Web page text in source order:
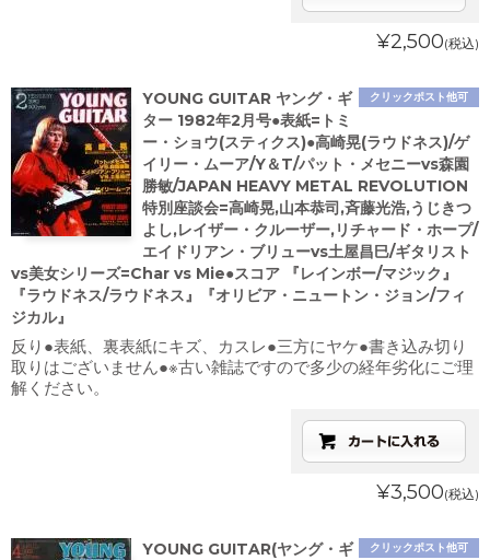
¥2,500(税込)
クリックポスト他可
YOUNG GUITAR ヤング・ギ
ター 1982年2月号●表紙=トミ
ー・ショウ(スティクス)●高崎晃(ラウドネス)/ゲ
イリー・ムーア/Y＆T/パット・メセニーvs森園
勝敏/JAPAN HEAVY METAL REVOLUTION
特別座談会=高崎晃,山本恭司,斉藤光浩,うじきつ
よし,レイザー・クルーザー,リチャード・ホープ/
エイドリアン・ブリューvs土屋昌巳/ギタリスト
vs美女シリーズ=Char vs Mie●スコア 『レインボー/マジック』
『ラウドネス/ラウドネス』『オリビア・ニュートン・ジョン/フィ
ジカル』
反り●表紙、裏表紙にキズ、カスレ●三方にヤケ●書き込み切り
取りはございません●※古い雑誌ですので多少の経年劣化にご理
解ください。
¥3,500(税込)
クリックポスト他可
YOUNG GUITAR(ヤング・ギ